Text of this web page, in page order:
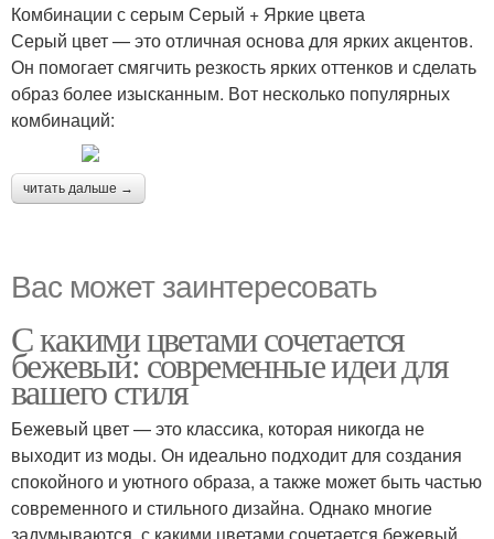
Комбинации с серым Серый + Яркие цвета
Серый цвет — это отличная основа для ярких акцентов.
Он помогает смягчить резкость ярких оттенков и сделать
образ более изысканным. Вот несколько популярных
комбинаций:
читать дальше →
Вас может заинтересовать
С какими цветами сочетается
бежевый: современные идеи для
вашего стиля
Бежевый цвет — это классика, которая никогда не
выходит из моды. Он идеально подходит для создания
спокойного и уютного образа, а также может быть частью
современного и стильного дизайна. Однако многие